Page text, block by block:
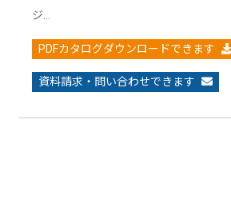
ジ…
PDFカタログダウンロードできます
資料請求・問い合わせできます